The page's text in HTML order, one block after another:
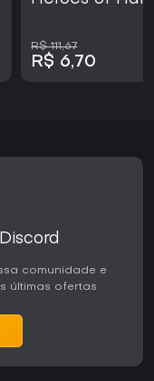
R$ 111,67
R$ 6,70
comunidade e
últimas ofertas